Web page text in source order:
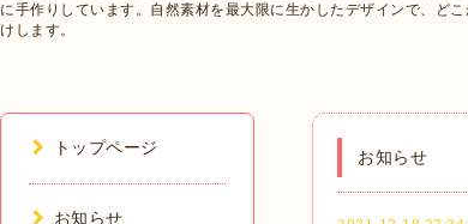
に手作りしています。自然素材を最大限に生かしたデザインで、ど
けします。
お知らせ
トップページ
お知らせ